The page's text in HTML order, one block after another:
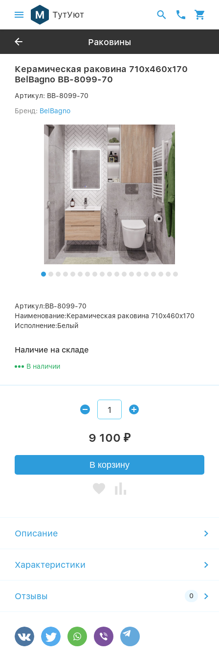
ТутУют
Раковины
Керамическая раковина 710x460x170
BelBagno BB-8099-70
Артикул: BB-8099-70
Бренд: BelBagno
Артикул:BB-8099-70
Наименование:Керамическая раковина 710x460x170
Исполнение:Белый
Наличие на складе
В наличии
9 100 ₽
В корзину
Описание
Характеристики
Отзывы